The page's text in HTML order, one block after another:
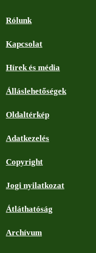
Rólunk
Kapcsolat
Hírek és média
Álláslehetőségek
Oldaltérkép
Adatkezelés
Copyright
Jogi nyilatkozat
Átláthatóság
Archívum